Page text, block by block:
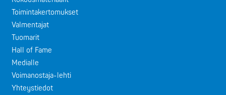
Toimintakertomukset
Valmentajat
Tuomarit
Hall of Fame
Medialle
Voimanostaja-lehti
Yhteystiedot